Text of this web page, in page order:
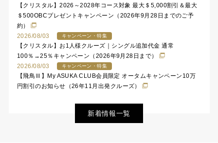
【クリスタル】2026～2028年コース対象 最大＄5,000割引＆最大
＄500OBCプレゼントキャンペーン（2026年9月28日までのご予
約）
2026/08/03
キャンペーン・特集
【クリスタル】お1人様クルーズ｜シングル追加代金 通常
100％→25％キャンペーン（2026年9月28日まで）
2026/08/03
キャンペーン・特集
【飛鳥Ⅲ】My ASUKA CLUB会員限定 オータムキャンペーン10万
円割引のお知らせ（26年11月出発クルーズ）
新着情報一覧